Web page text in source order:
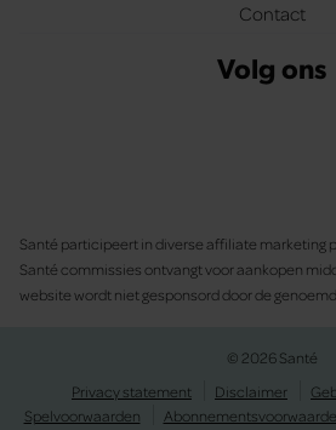
Contact
Volg ons
Santé participeert in diverse affiliate marketing
Santé commissies ontvangt voor aankopen
website wordt niet gesponsord door de
© 2026 Santé
Privacy statement
Disclaimer
Spelvoorwaarden